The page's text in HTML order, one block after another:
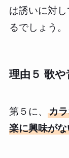
は誘いに対
るでしょう。
理由５ 歌
第５に、 カ
楽に興味が